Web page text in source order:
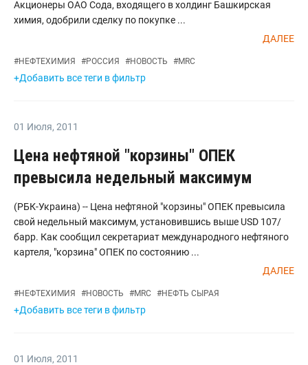
Акционеры ОАО Сода, входящего в холдинг Башкирская
химия, одобрили сделку по покупке ...
ДАЛЕЕ
#НЕФТЕХИМИЯ #РОССИЯ #НОВОСТЬ #MRC
+Добавить все теги в фильтр
01 Июля, 2011
Цена нефтяной "корзины" ОПЕК
превысила недельный максимум
(РБК-Украина) -- Цена нефтяной "корзины" ОПЕК превысила
свой недельный максимум, установившись выше USD 107/
барр. Как сообщил секретариат международного нефтяного
картеля, "корзина" ОПЕК по состоянию ...
ДАЛЕЕ
#НЕФТЕХИМИЯ #НОВОСТЬ #MRC #НЕФТЬ СЫРАЯ
+Добавить все теги в фильтр
01 Июля, 2011